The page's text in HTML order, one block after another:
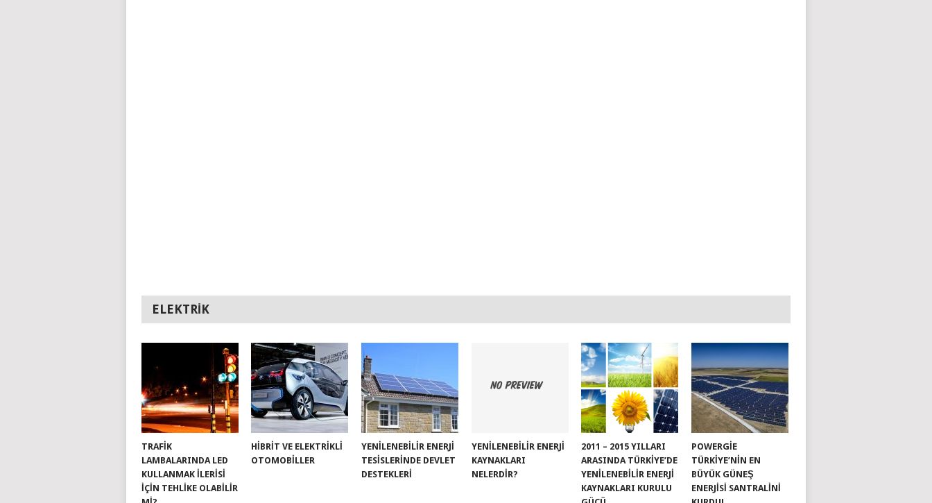
ELEKTRIK
TRAFIK
LAMBALARINDA LED
KULLANMAK İLERISI
İÇIN TEHLIKE OLABILIR
HIBRIT VE ELEKTRIKLI
OTOMOBILLER
YENILENEBILIR ENERJI
TESISLERINDE DEVLET
DESTEKLERI
YENILENEBILIR ENERJI
KAYNAKLARI
NELERDIR?
2011 – 2015 YILLARI
ARASINDA TÜRKIYE’DE
YENILENEBILIR ENERJI
KAYNAKLARI KURULU
POWERGIE
TÜRKIYE’NIN EN
BÜYÜK GÜNEŞ
ENERJISI SANTRALINI